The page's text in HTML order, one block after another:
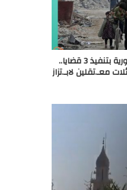
أمريكا تعد المعارضة السورية بتنفيذ 3 قضايا..
لابـ.تزاز